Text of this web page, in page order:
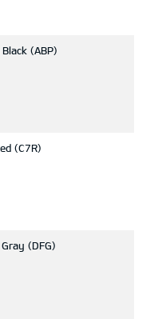
(ABP)
(C7R)
(DFG)